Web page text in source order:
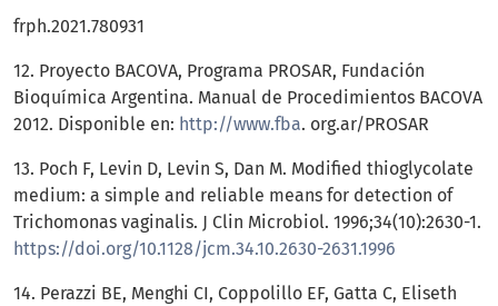
frph.2021.780931
12. Proyecto BACOVA, Programa PROSAR, Fundación
Bioquímica Argentina. Manual de Procedimientos BACOVA
2012. Disponible en: http://www.fba. org.ar/PROSAR
13. Poch F, Levin D, Levin S, Dan M. Modified thioglycolate
medium: a simple and reliable means for detection of
Trichomonas vaginalis. J Clin Microbiol. 1996;34(10):2630-1.
https://doi.org/10.1128/jcm.34.10.2630-2631.1996
14. Perazzi BE, Menghi CI, Coppolillo EF, Gatta C, Eliseth